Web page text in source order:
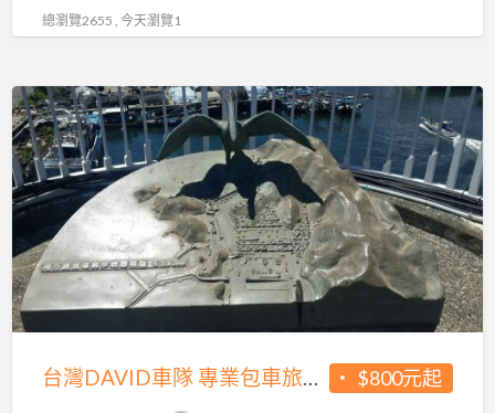
總瀏覽2655 , 今天瀏覽1
台
灣
DAVID
車
隊
專
業
包
車
$800元起